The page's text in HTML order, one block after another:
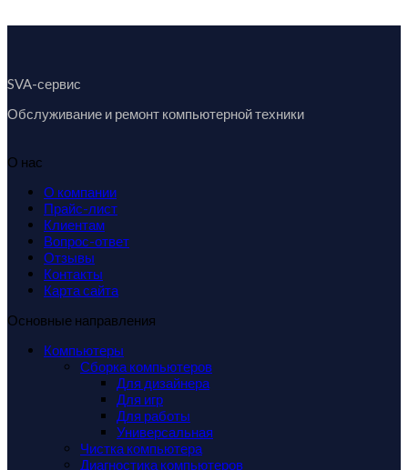
SVA-сервис
Обслуживание и ремонт компьютерной техники
О нас
О компании
Прайс-лист
Клиентам
Вопрос-ответ
Отзывы
Контакты
Карта сайта
Основные направления
Компьютеры
Сборка компьютеров
Для дизайнера
Для игр
Для работы
Универсальная
Чистка компьютера
Диагностика компьютеров